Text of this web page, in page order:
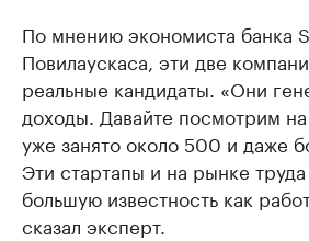
По мнению экономиста банка
Повилаускаса, эти две
реальные кандидаты. «Они
доходы. Давайте посмотрим
уже занято около 500 и даже
Эти стартапы и на рынке
большую известность как
сказал эксперт.